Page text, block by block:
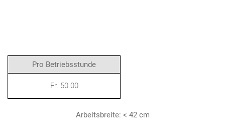
Pro Betriebsstunde
Fr. 50.00
Arbeitsbreite: < 42 cm